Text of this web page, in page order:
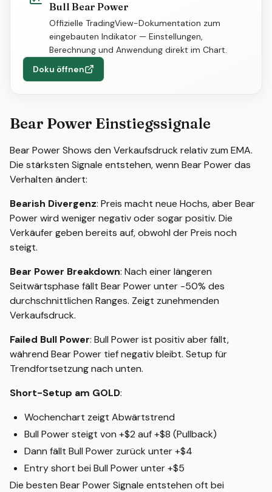
Bull Bear Power
Offizielle TradingView-Dokumentation zum
eingebauten Indikator — Einstellungen,
Berechnung und Anwendung direkt im Chart.
Doku öffnen
Bear Power Einstiegssignale
Bear Power Shows den Verkaufsdruck relativ zum EMA.
Die stärksten Signale entstehen, wenn Bear Power das
Verhalten ändert:
Bearish Divergenz: Preis macht neue Hochs, aber Bear
Power wird weniger negativ oder sogar positiv. Die
Verkäufer geben bereits auf, obwohl der Preis noch
steigt.
Bear Power Breakdown: Nach einer längeren
Seitwärtsphase fällt Bear Power unter -50% des
durchschnittlichen Ranges. Zeigt zunehmenden
Verkaufsdruck.
Failed Bull Power: Bull Power ist positiv aber fällt,
während Bear Power tief negativ bleibt. Setup für
Trendfortsetzung nach unten.
Short-Setup am GOLD:
Wochenchart zeigt Abwärtstrend
Bull Power steigt von +$2 auf +$8 (Pullback)
Dann fällt Bull Power zurück unter +$4
Entry short bei Bull Power unter +$5
Die besten Bear Power Signale entstehen oft bei